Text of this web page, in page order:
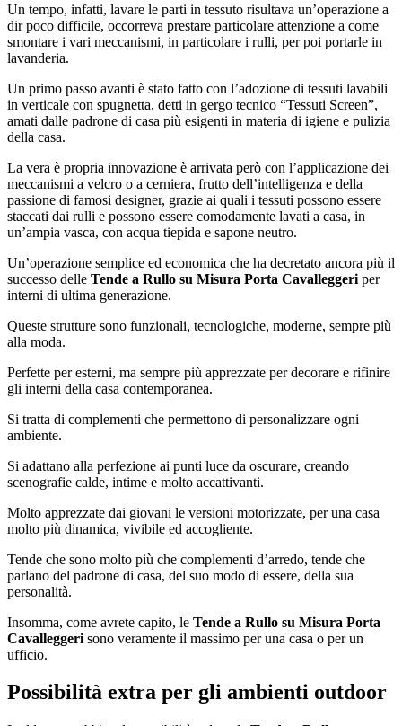
Un tempo, infatti, lavare le parti in tessuto risultava un’operazione a
dir poco difficile, occorreva prestare particolare attenzione a come
smontare i vari meccanismi, in particolare i rulli, per poi portarle in
lavanderia.
Un primo passo avanti è stato fatto con l’adozione di tessuti lavabili
in verticale con spugnetta, detti in gergo tecnico “Tessuti Screen”,
amati dalle padrone di casa più esigenti in materia di igiene e pulizia
della casa.
La vera è propria innovazione è arrivata però con l’applicazione dei
meccanismi a velcro o a cerniera, frutto dell’intelligenza e della
passione di famosi designer, grazie ai quali i tessuti possono essere
staccati dai rulli e possono essere comodamente lavati a casa, in
un’ampia vasca, con acqua tiepida e sapone neutro.
Un’operazione semplice ed economica che ha decretato ancora più il
successo delle Tende a Rullo su Misura Porta Cavalleggeri per
interni di ultima generazione.
Queste strutture sono funzionali, tecnologiche, moderne, sempre più
alla moda.
Perfette per esterni, ma sempre più apprezzate per decorare e rifinire
gli interni della casa contemporanea.
Si tratta di complementi che permettono di personalizzare ogni
ambiente.
Si adattano alla perfezione ai punti luce da oscurare, creando
scenografie calde, intime e molto accattivanti.
Molto apprezzate dai giovani le versioni motorizzate, per una casa
molto più dinamica, vivibile ed accogliente.
Tende che sono molto più che complementi d’arredo, tende che
parlano del padrone di casa, del suo modo di essere, della sua
personalità.
Insomma, come avrete capito, le Tende a Rullo su Misura Porta
Cavalleggeri sono veramente il massimo per una casa o per un
ufficio.
Possibilità extra per gli ambienti outdoor